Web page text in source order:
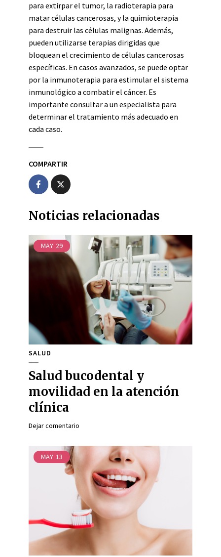
para extirpar el tumor, la radioterapia para
matar células cancerosas, y la quimioterapia
para destruir las células malignas. Además,
pueden utilizarse terapias dirigidas que
bloquean el crecimiento de células cancerosas
específicas. En casos avanzados, se puede optar
por la inmunoterapia para estimular el sistema
inmunológico a combatir el cáncer. Es
importante consultar a un especialista para
determinar el tratamiento más adecuado en
cada caso.
COMPARTIR
Noticias relacionadas
MAY 29
SALUD
Salud bucodental y
movilidad en la atención
clínica
Dejar comentario
MAY 13